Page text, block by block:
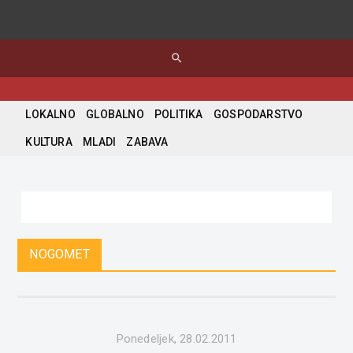
search
LOKALNO GLOBALNO POLITIKA GOSPODARSTVO
KULTURA MLADI ZABAVA
NOGOMET
Ponedeljek, 28.02.2011